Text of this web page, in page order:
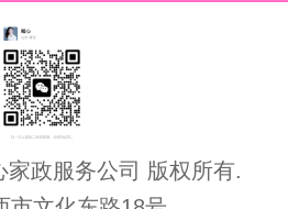
政服务公司 版权所有.